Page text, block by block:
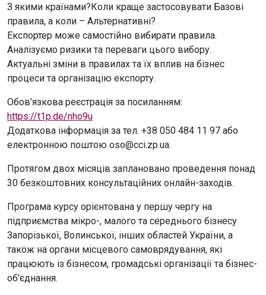
З якими країнами?Коли краще застосовувати Базові
правила, а коли – Альтернативні?
Експортер може самостійно вибирати правила.
Аналізуємо ризики та переваги цього вибору.
Актуальні зміни в правилах та їх вплив на бізнес
процеси та організацію експорту.
Обов’язкова реєстрація за посиланням:
https://t1p.de/nho9u
Додаткова інформація за тел. +38 050 484 11 97 або
електронною поштою oso@cci.zp.ua.
Протягом двох місяців заплановано проведення понад
30 безкоштовних консультаційних онлайн-заходів.
Програма курсу орієнтована у першу чергу на
підприємства мікро-, малого та середнього бізнесу
Запорізької, Волинської, інших областей України, а
також на органи місцевого самоврядування, які
працюють із бізнесом, громадські організації та бізнес-
об’єднання.